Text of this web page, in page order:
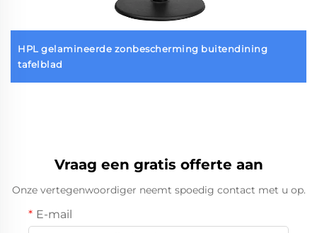
HPL gelamineerde zonbescherming buitendining
tafelblad
Vraag een gratis offerte aan
Onze vertegenwoordiger neemt spoedig contact met u op.
E-mail